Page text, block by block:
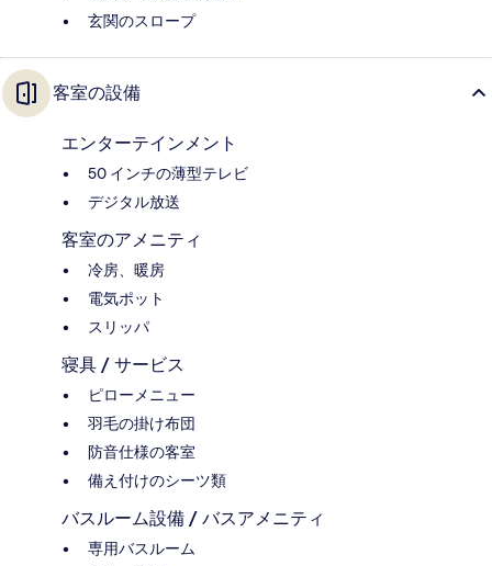
玄関のスロープ
客室の設備
エンターテインメント
50 インチの薄型テレビ
デジタル放送
客室のアメニティ
冷房、暖房
電気ポット
スリッパ
寝具 / サービス
ピローメニュー
羽毛の掛け布団
防音仕様の客室
備え付けのシーツ類
バスルーム設備 / バスアメニティ
専用バスルーム